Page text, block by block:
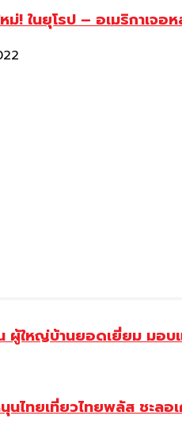
ม่! ในยุโรป – อเมริกาเจ
ใหญ่บ้านยอดเยี่ยม มอบ
ทยเที่ยวไทยพลัส ชะลอ